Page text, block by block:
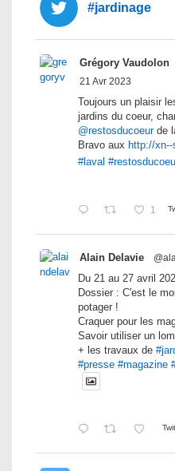
#jardinage
Grégory Vaudolon
21 Avr 2023
Toujours un plaisir
jardins du coeur,
@restosducoeurde
Bravo aux http://
#laval
1
Alain Delavie
Du 21 au 27 avril
Dossier : C'est le
potager !
Craquer pour les
Savoir utiliser un
+ les travaux de
#presse #magazine